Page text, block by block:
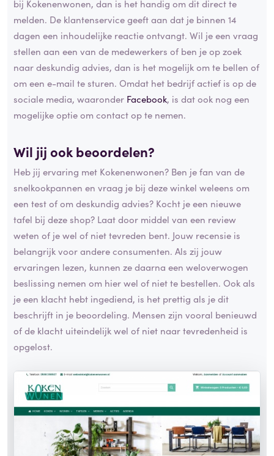
bij Kokenenwonen, dan is het handig om dit direct te
melden. De klantenservice geeft aan dat je binnen 14
dagen een inhoudelijke reactie ontvangt. Wil je een vraag
stellen aan een van de medewerkers of ben je op zoek
naar deskundig advies, dan is het mogelijk om te bellen of
om een e-mail te sturen. Omdat het bedrijf actief is op de
sociale media, waaronder Facebook, is dat ook nog een
mogelijke optie om contact op te nemen.
Wil jij ook beoordelen?
Heb jij ervaring met Kokenenwonen? Ben je fan van de
snelkookpannen en vraag je bij deze winkel weleens om
een test of om deskundig advies? Kocht je een nieuwe
tafel bij deze shop? Laat door middel van een review
weten of je wel of niet tevreden bent. Jouw recensie is
belangrijk voor andere consumenten. Als zij jouw
ervaringen lezen, kunnen ze daarna een weloverwogen
beslissing nemen om hier wel of niet te bestellen. Ook als
je een klacht hebt ingediend, is het prettig als je dit
beschrijft in je beoordeling. Mensen zijn vooral benieuwd
of de klacht uiteindelijk wel of niet naar tevredenheid is
opgelost.